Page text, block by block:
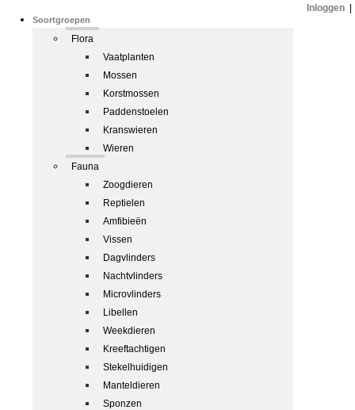
Soortgroepen
Flora
Vaatplanten
Mossen
Korstmossen
Paddenstoelen
Kranswieren
Wieren
Fauna
Zoogdieren
Reptielen
Amfibieën
Vissen
Dagvlinders
Nachtvlinders
Microvlinders
Libellen
Weekdieren
Kreeftachtigen
Stekelhuidigen
Manteldieren
Sponzen
Inloggen